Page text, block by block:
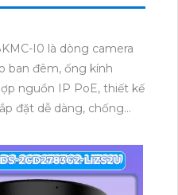
I0 là dòng camera
ban đêm, ống kính
nguồn IP PoE, thiết kế
đặt dễ dàng, chống